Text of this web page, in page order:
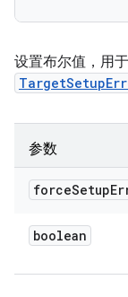
设置布尔值，用
参数
forceSetup
boolean